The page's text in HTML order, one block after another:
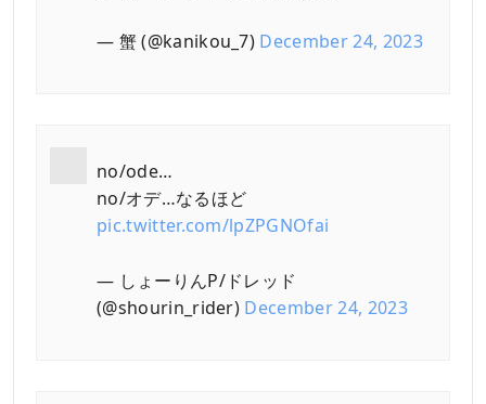
— 蟹 (@kanikou_7) December 24, 2023
no/ode…
no/オデ…なるほど
pic.twitter.com/lpZPGNOfai
— しょーりんP/ドレッド
(@shourin_rider) December 24, 2023